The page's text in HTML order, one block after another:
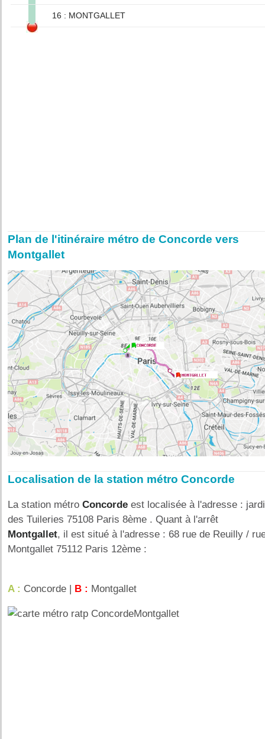
16 : MONTGALLET
Plan de l'itinéraire métro de Concorde vers
Montgallet
Localisation de la station métro Concorde
La station métro Concorde est localisée à l'adresse :
des Tuileries 75108 Paris 8ème . Quant à l'arrêt
Montgallet, il est situé à l'adresse : 68 rue de Reuilly /
Montgallet 75112 Paris 12ème :
A : Concorde | B : Montgallet